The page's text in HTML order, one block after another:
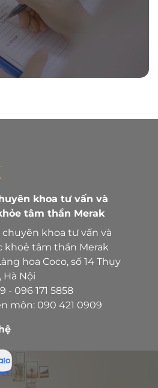
khoa tư vấn và
tâm thần Merak
khoa tư vấn và
khoẻ tâm thần Merak
hoa Coco, số 14 Thụy
Hà Nội
- 096 171 5858
môn: 090 421 0909